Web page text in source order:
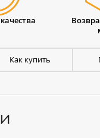
Как купить